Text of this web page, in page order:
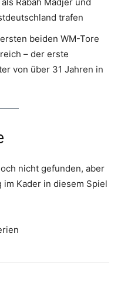
Rabah Madjer und
trafen
beiden WM-Tore
– der erste
von über 31 Jahren in
nicht gefunden, aber
Kader in diesem Spiel